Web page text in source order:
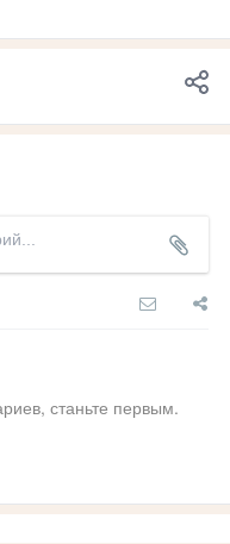
станьте первым.